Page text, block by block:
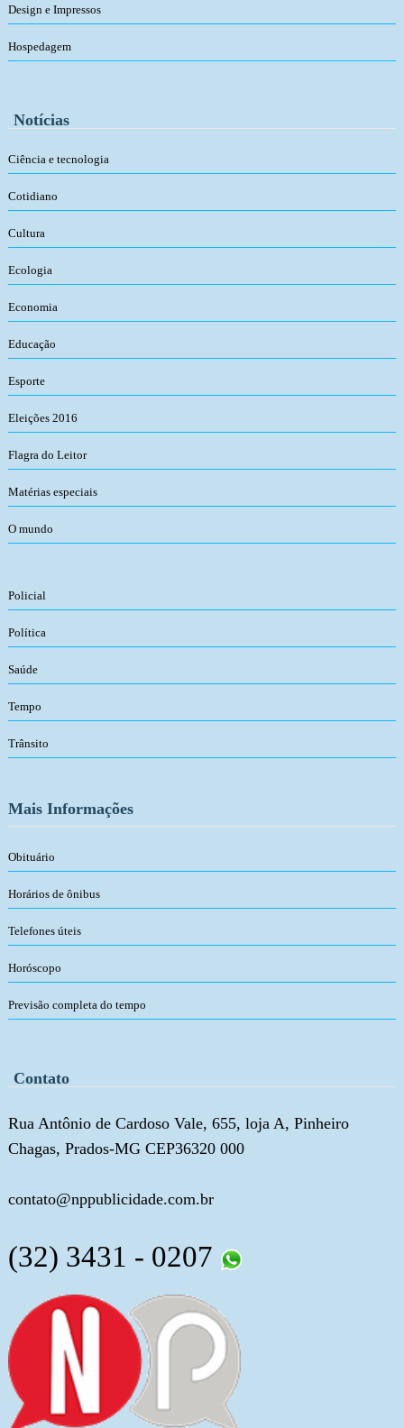
Design e Impressos
Hospedagem
Notícias
Ciência e tecnologia
Cotidiano
Cultura
Ecologia
Economia
Educação
Esporte
Eleições 2016
Flagra do Leitor
Matérias especiais
O mundo
Policial
Política
Saúde
Tempo
Trânsito
Mais Informações
Obituário
Horários de ônibus
Telefones úteis
Horóscopo
Previsão completa do tempo
Contato
Rua Antônio de Cardoso Vale, 655, loja A, Pinheiro
Chagas, Prados-MG CEP36320 000
contato@nppublicidade.com.br
(32) 3431 - 0207